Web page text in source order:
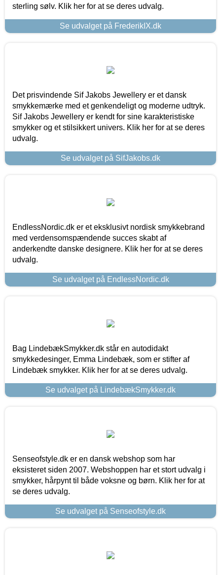
sterling sølv. Klik her for at se deres udvalg.
Se udvalget på FrederikIX.dk
Det prisvindende Sif Jakobs Jewellery er et dansk
smykkemærke med et genkendeligt og moderne udtryk.
Sif Jakobs Jewellery er kendt for sine karakteristiske
smykker og et stilsikkert univers. Klik her for at se deres
udvalg.
Se udvalget på SifJakobs.dk
EndlessNordic.dk er et eksklusivt nordisk smykkebrand
med verdensomspændende succes skabt af
anderkendte danske designere. Klik her for at se deres
udvalg.
Se udvalget på EndlessNordic.dk
Bag LindebækSmykker.dk står en autodidakt
smykkedesinger, Emma Lindebæk, som er stifter af
Lindebæk smykker. Klik her for at se deres udvalg.
Se udvalget på LindebækSmykker.dk
Senseofstyle.dk er en dansk webshop som har
eksisteret siden 2007. Webshoppen har et stort udvalg i
smykker, hårpynt til både voksne og børn. Klik her for at
se deres udvalg.
Se udvalget på Senseofstyle.dk